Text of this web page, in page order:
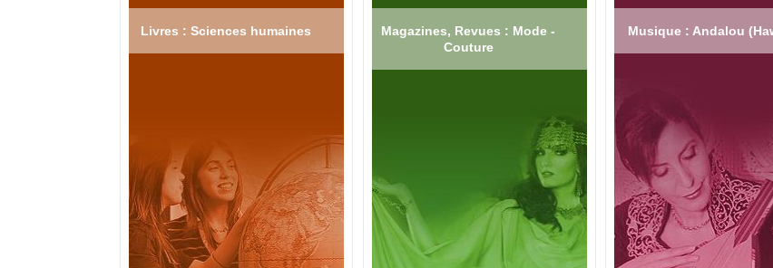
Livres : Sciences humaines
Magazines, Revues : Mode -
Couture
Musique : Andalou